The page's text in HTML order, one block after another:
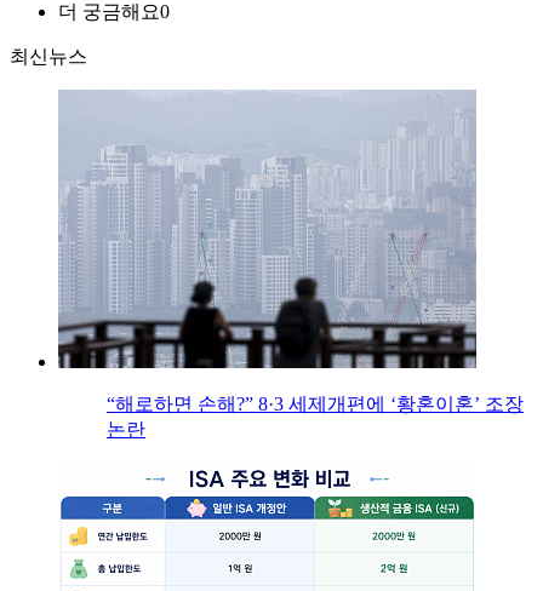
더 궁금해요0
최신뉴스
“해로하면 손해?” 8·3 세제개편에 ‘황혼이혼’ 조장
논란